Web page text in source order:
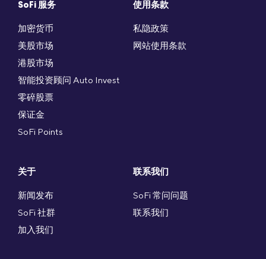
SoFi 服务
加密货币
美股市场
港股市场
智能投资顾问 Auto Invest
零碎股票
保证金
SoFi Points
使用条款
私隐政策
网站使用条款
关于
新闻发布
SoFi 社群
加入我们
联系我们
SoFi 常问问题
联系我们